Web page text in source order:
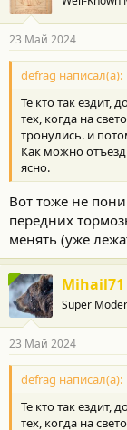
а
н
о
с
и
:
23 Май 2024
defrag написал(а):
Те кто так ездит,
тех, когда на
тронулись. и
Как можно
ясно.
Вот тоже не
передних
менять (уже
Mihail71
Super
23 Май 2024
defrag написал(а):
Те кто так ездит,
тех, когда на